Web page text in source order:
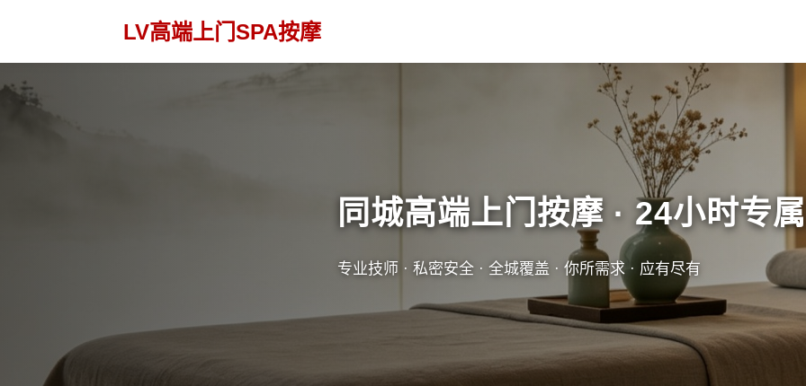
LV高端上门SPA按摩
同城高端上门按摩 · 24小时专
专业技师 · 私密安全 · 全城覆盖 · 你所需求 · 应有尽有